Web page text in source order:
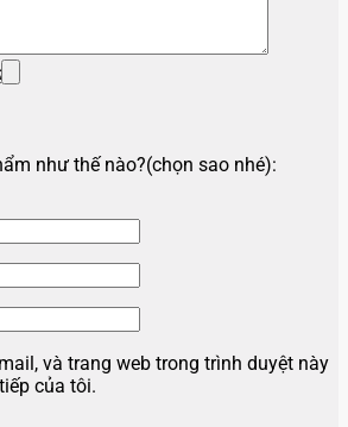
như thế nào?(chọn sao nhé):
và trang web trong trình duyệt này
của tôi.